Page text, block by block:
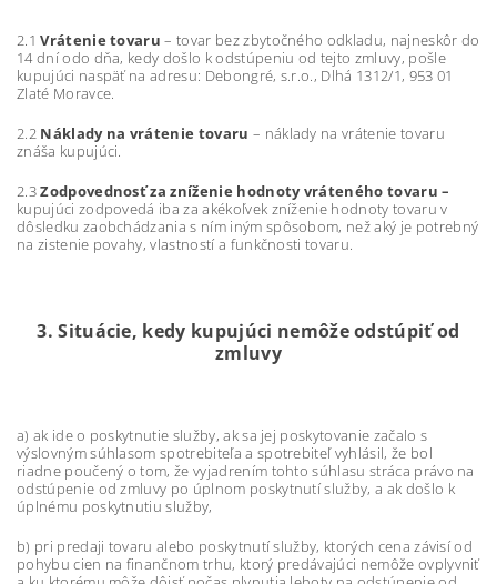
2.1Vrátenie tovaru – tovar bez zbytočného odkladu, najneskôr do
14 dní odo dňa, kedy došlo k odstúpeniu od tejto zmluvy, pošle
kupujúci naspäť na adresu: Debongré, s.r.o., Dlhá 1312/1, 953 01
Zlaté Moravce.
2.2 Náklady na vrátenie tovaru – náklady na vrátenie tovaru
znáša kupujúci.
2.3Zodpovednosť za zníženie hodnoty vráteného tovaru –
kupujúci zodpovedá iba za akékoľvek zníženie hodnoty tovaru v
dôsledku zaobchádzania s ním iným spôsobom, než aký je potrebný
na zistenie povahy, vlastností a funkčnosti tovaru.
3. Situácie, kedy kupujúci nemôže odstúpiť od
zmluvy
a) ak ide o poskytnutie služby, ak sa jej poskytovanie začalo s
výslovným súhlasom spotrebiteľa a spotrebiteľ vyhlásil, že bol
riadne poučený o tom, že vyjadrením tohto súhlasu stráca právo na
odstúpenie od zmluvy po úplnom poskytnutí služby, a ak došlo k
úplnému poskytnutiu služby,
b) pri predaji tovaru alebo poskytnutí služby, ktorých cena závisí od
pohybu cien na finančnom trhu, ktorý predávajúci nemôže ovplyvniť